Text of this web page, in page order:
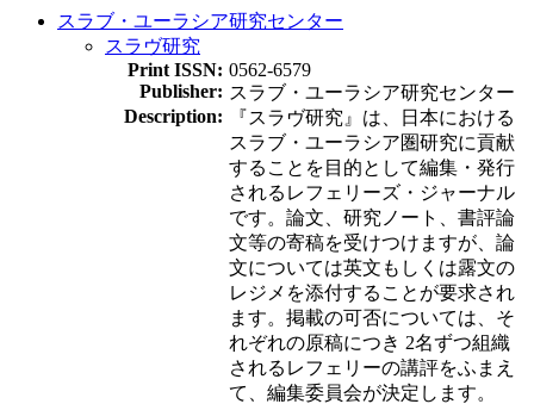
スラブ・ユーラシア研究センター
スラヴ研究
Print ISSN: 0562-6579
Publisher: スラブ・ユーラシア研究センター
Description:
『スラヴ研究』は、日本における
スラブ・ユーラシア圏研究に貢献
することを目的として編集・発行
されるレフェリーズ・ジャーナル
です。論文、研究ノート、書評論
文等の寄稿を受けつけますが、論
文については英文もしくは露文の
レジメを添付することが要求され
ます。掲載の可否については、そ
れぞれの原稿につき 2名ずつ組織
されるレフェリーの講評をふまえ
て、編集委員会が決定します。